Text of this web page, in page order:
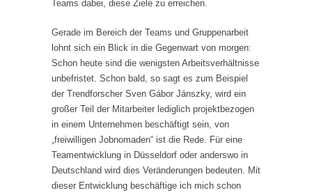
Teams dabei, diese Ziele zu erreichen.
Gerade im Bereich der Teams und Gruppenarbeit
lohnt sich ein Blick in die Gegenwart von morgen:
Schon heute sind die wenigsten Arbeitsverhältnisse
unbefristet. Schon bald, so sagt es zum Beispiel
der Trendforscher Sven Gábor Jánszky, wird ein
großer Teil der Mitarbeiter lediglich projektbezogen
in einem Unternehmen beschäftigt sein, von
„freiwilligen Jobnomaden“ ist die Rede. Für eine
Teamentwicklung in Düsseldorf oder anderswo in
Deutschland wird dies Veränderungen bedeuten. Mit
dieser Entwicklung beschäftige ich mich schon